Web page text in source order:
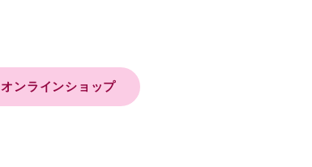
オンラインショップ